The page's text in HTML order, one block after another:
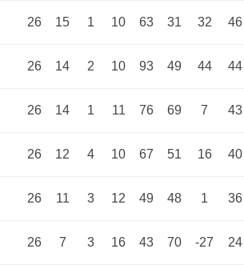
26 15 1 10 63 31 32 46
26 14 2 10 93 49 44 44
26 14 1 11 76 69 7 43
26 12 4 10 67 51 16 40
26 11 3 12 49 48 1 36
26 7 3 16 43 70 -27 24